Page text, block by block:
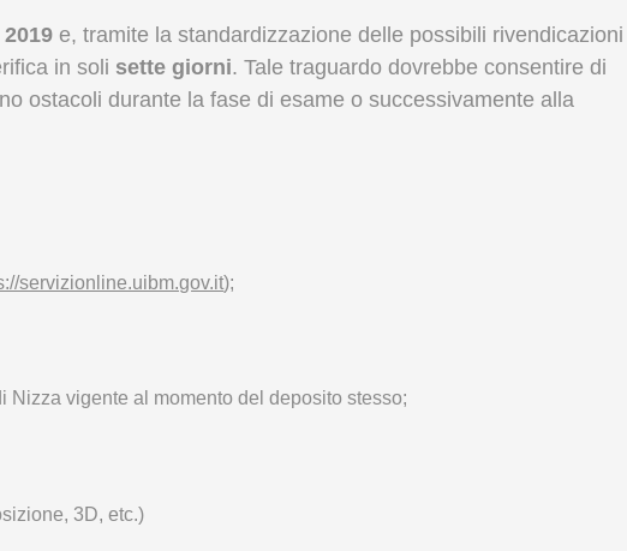
e, tramite la standardizzazione delle possibili rivendicazioni
in soli sette giorni. Tale traguardo dovrebbe consentire di
ostacoli durante la fase di esame o successivamente alla
servizionline.uibm.gov.it);
vigente al momento del deposito stesso;
3D, etc.)